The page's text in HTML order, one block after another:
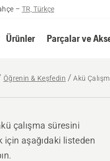
– TR, Türkçe
Ürünler Parçalar ve
Öğrenin & Keşfedin Akü
çalışma süresini
için aşağıdaki listeden